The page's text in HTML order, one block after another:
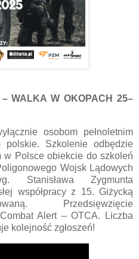
WALKA W OKOPACH 25–
osobom pełnoletnim
polskie. Szkolenie odbędzie
Polsce obiekcie do szkoleń
Wojsk Lądowych
Zygmunta
współpracy z 15. Giżycką
. Przedsięwzięcie
Combat Alert – OTCA. Liczba
kolejność zgłoszeń!